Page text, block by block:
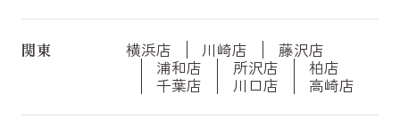
関東 横浜店 川崎店
藤沢店
浦和店
所沢店
柏店
千葉店
川口店 高崎店